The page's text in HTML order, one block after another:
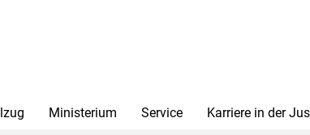
Ministerium Service Karriere in der